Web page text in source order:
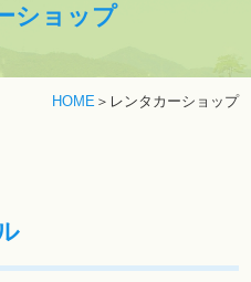
ショップ
HOME レンタカーショップ